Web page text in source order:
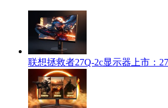
联想拯救者27Q-2c显示器上市：